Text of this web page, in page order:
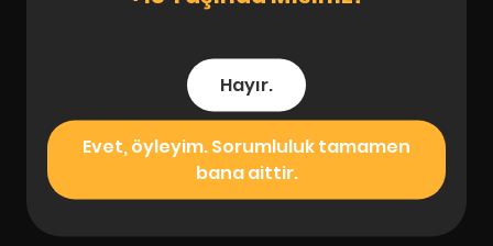
Hayır.
Evet, öyleyim. Sorumluluk tamamen
bana aittir.